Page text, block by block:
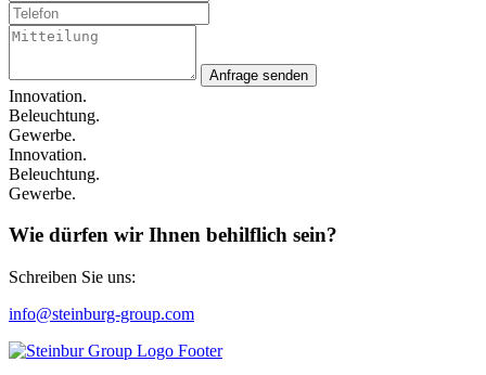
Anfrage senden
Innovation.
Beleuchtung.
Gewerbe.
Innovation.
Beleuchtung.
Gewerbe.
Wie dürfen wir Ihnen behilflich sein?
Schreiben Sie uns:
info@steinburg-group.com